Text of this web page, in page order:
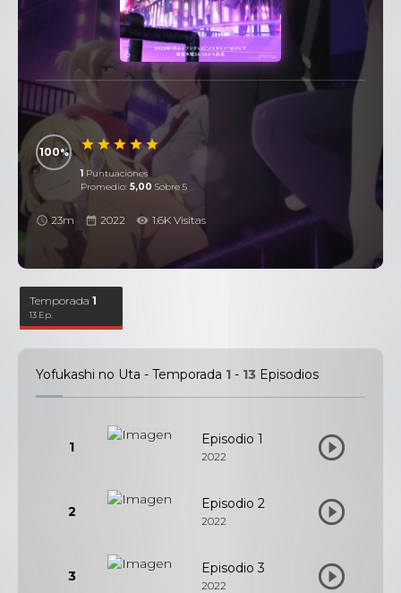
100
1 Puntuaciones
Promedio: 5,00 Sobre 5
23m 2022 1.6K Visitas
Temporada1
13 Ep.
Yofukashi no Uta - Temporada 1 - 13 Episodios
1 Episodio 1
2022
2 Episodio 2
2022
3 Episodio 3
2022